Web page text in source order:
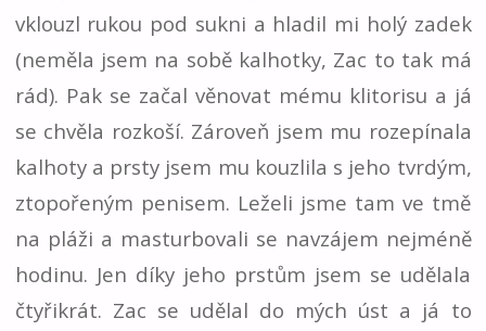
vklouzl rukou pod sukni a hladil mi holý zadek
(neměla jsem na sobě kalhotky, Zac to tak má
rád). Pak se začal věnovat mému klitorisu a já
se chvěla rozkoší. Zároveň jsem mu rozepínala
kalhoty a prsty jsem mu kouzlila s jeho tvrdým,
ztopořeným penisem. Leželi jsme tam ve tmě
na pláži a masturbovali se navzájem nejméně
hodinu. Jen díky jeho prstům jsem se udělala
čtyřikrát. Zac se udělal do mých úst a já to